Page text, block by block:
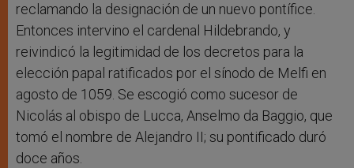
reclamando la designación de un nuevo pontífice.
Entonces intervino el cardenal Hildebrando, y
reivindicó la legitimidad de los decretos para la
elección papal ratificados por el sínodo de Melfi en
agosto de 1059. Se escogió como sucesor de
Nicolás al obispo de Lucca, Anselmo da Baggio, que
tomó el nombre de Alejandro II; su pontificado duró
doce años.